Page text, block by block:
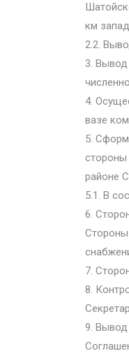
км
2.2.
3. Вывод
4.
вазе
5.
стороны
районе
5.1. В
6.
Стороны
7.
8.
9. Вывод